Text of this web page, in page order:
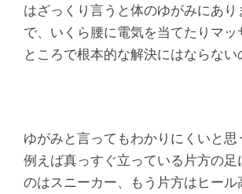
はざっくり言うと体のゆがみにあ
で、いくら腰に電気を当てたりマッ
ところで根本的な解決にはならない
ゆがみと言ってもわかりにくいと思
例えば真っすぐ立っている片方の足
のはスニーカー、もう片方はヒー